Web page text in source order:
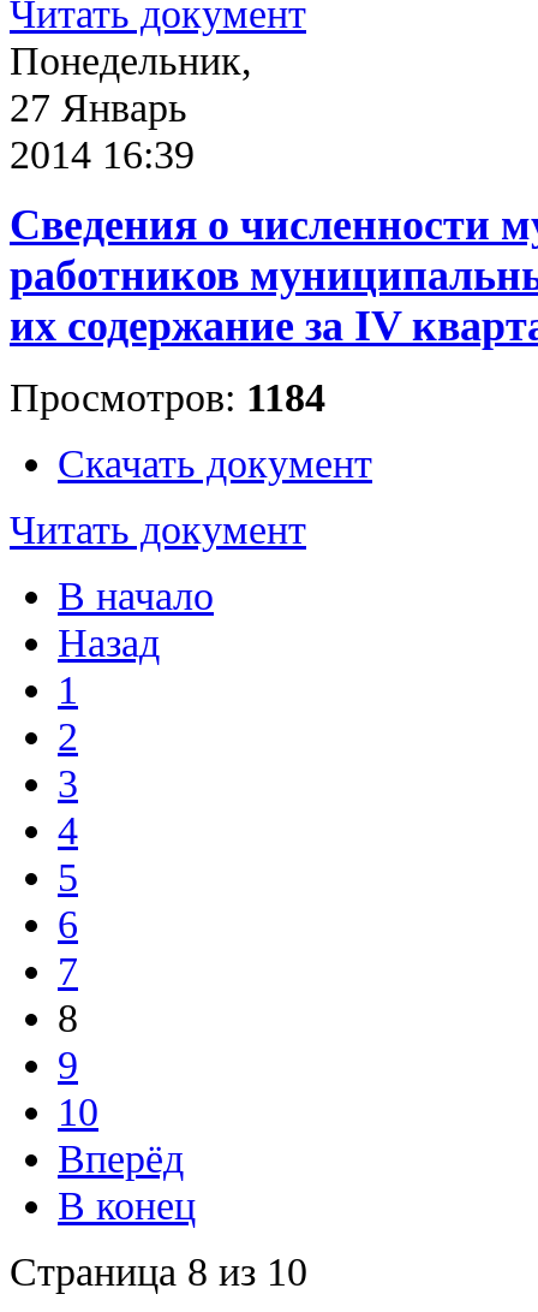
Читать документ
Понедельник,
27 Январь
2014 16:39
Сведения о численности
работников
их содержание за IV
Просмотров: 1184
Скачать документ
Читать документ
В начало
Назад
1
2
3
4
5
6
7
8
9
10
Вперёд
В конец
Страница 8 из 10